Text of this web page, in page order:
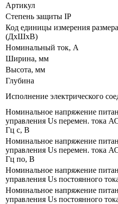
Артикул
Степень защиты IP
Код единицы измерения размера
(ДхШхВ)
Номинальный ток, А
Ширина, мм
Высота, мм
Глубина
Исполнение электрического
Номинальное напряжение
управления Us перемен. тока
Гц с, В
Номинальное напряжение
управления Us перемен. тока
Гц по, В
Номинальное напряжение
управления Us постоянного
Номинальное напряжение
управления Us постоянного